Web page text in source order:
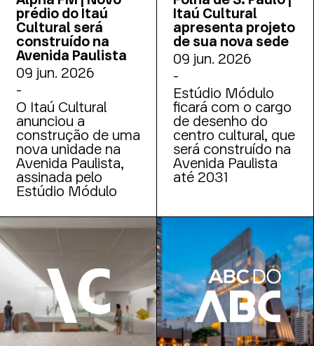
prédio do Itaú
Cultural será
construído na
Avenida Paulista
09 jun. 2026
-
O Itaú Cultural
anunciou a
construção de uma
nova unidade na
Avenida Paulista,
assinada pelo
Estúdio Módulo
Itaú Cultural
apresenta projeto
de sua nova sede
09 jun. 2026
-
Estúdio Módulo
ficará com o cargo
de desenho do
centro cultural, que
será construído na
Avenida Paulista
até 2031